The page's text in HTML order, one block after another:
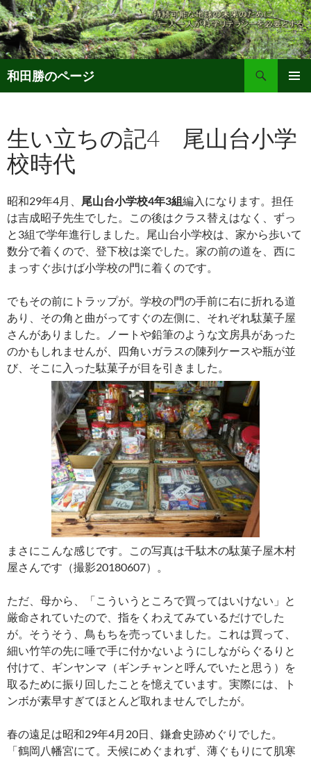
コ
ン
テ
ン
ツ
へ
ッ
プ
和田勝のページ
検
索
生い立ちの記4 尾山台小学
校時代
昭和29年4月、 尾山台小学校4年3組編入になります。担任
は吉成昭子先生でした。この後はクラス替えはなく、ずっ
と3組で学年進行しました。尾山台小学校は、家から歩いて
数分で着くので、登下校は楽でした。家の前の道を、西に
まっすぐ歩けば小学校の門に着くのです。
でもその前にトラップが。学校の門の手前に右に折れる道
あり、その角と曲がってすぐの左側に、それぞれ駄菓子屋
さんがありました。ノートや鉛筆のような文房具があった
のかもしれませんが、四角いガラスの陳列ケースや瓶が並
び、そこに入った駄菓子が目を引きました。
まさにこんな感じです。この写真は千駄木の駄菓子屋木村
屋さんです（撮影20180607）。
ただ、母から、「こういうところで買ってはいけない」と
厳命されていたので、指をくわえてみているだけでした
が。そうそう、鳥もちを売っていました。これは買って、
細い竹竿の先に唾で手に付かないようにしながらぐるりと
付けて、ギンヤンマ（ギンチャンと呼んでいたと思う）を
取るために振り回したことを憶えています。実際には、ト
ンボが素早すぎてほとんど取れませんでしたが。
春の遠足は昭和29年4月20日、鎌倉史跡めぐりでした。
「鶴岡八幡宮にて。天候にめぐまれず、薄ぐもりにて肌寒